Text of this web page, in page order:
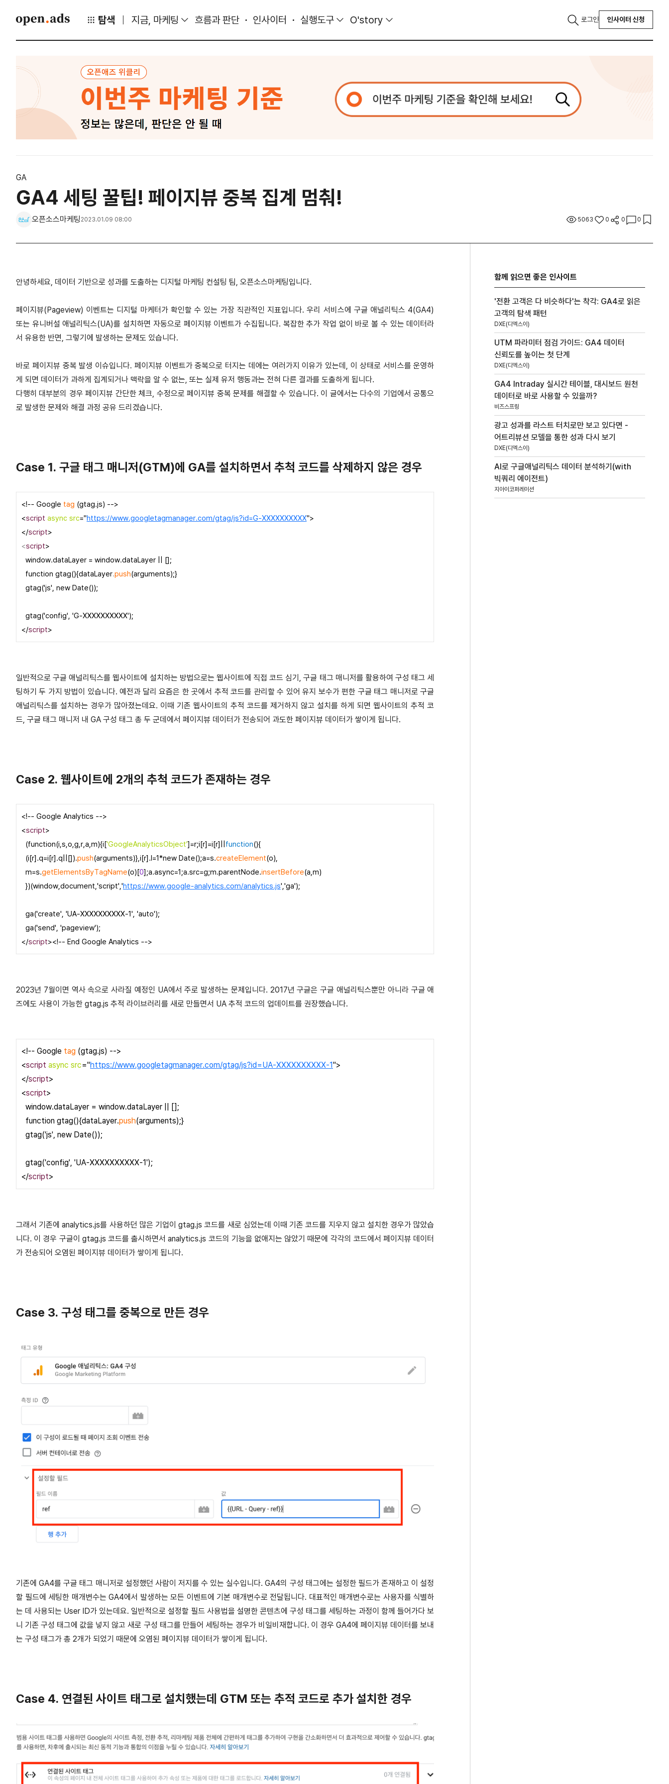
탐색 지금, 마케팅 흐름과 판단 인사이터 실행도구 O'story 로그인 인사이터 신청
GA
GA4 세팅 꿀팁! 페이지뷰 중복 집계 멈춰!
오픈소스마케팅 2023.01.09 08:00 5063 0 0 0
안녕하세요, 데이터 기반으로 성과를 도출하는 디지털 마케팅 컨설팅 팀, 오픈소스마케팅입니다.
페이지뷰(Pageview) 이벤트는 디지털 마케터가 확인할 수 있는 가장 직관적인 지표입니다. 우리 서비스에 구글 애널리틱스 4(GA4)
또는 유니버설 애널리틱스(UA)를 설치하면 자동으로 페이지뷰 이벤트가 수집됩니다. 복잡한 추가 작업 없이 바로 볼 수 있는 데이터라
서 유용한 반면, 그렇기에 발생하는 문제도 있습니다.
바로 페이지뷰 중복 발생 이슈입니다. 페이지뷰 이벤트가 중복으로 터지는 데에는 여러가지 이유가 있는데, 이 상태로 서비스를 운영하
게 되면 데이터가 과하게 집계되거나 맥락을 알 수 없는, 또는 실제 유저 행동과는 전혀 다른 결과를 도출하게 됩니다.
다행히 대부분의 경우 페이지뷰 간단한 체크, 수정으로 페이지뷰 중복 문제를 해결할 수 있습니다. 이 글에서는 다수의 기업에서 공통으
로 발생한 문제와 해결 과정 공유 드리겠습니다.
Case 1. 구글 태그 매니저(GTM)에 GA를 설치하면서 추척 코드를 삭제하지 않은 경우
<!-- Google tag (gtag.js) -->
<script async src="https://www.googletagmanager.com/gtag/js?id=G-XXXXXXXXXX">
</script>
<script>
window.dataLayer = window.dataLayer || [];
function gtag(){dataLayer.push(arguments);}
gtag('js', new Date());
gtag('config', 'G-XXXXXXXXXX');
</script>
일반적으로 구글 애널리틱스를 웹사이트에 설치하는 방법으로는 웹사이트에 직접 코드 심기, 구글 태그 매니저를 활용하여 구성 태그 세
팅하기 두 가지 방법이 있습니다. 예전과 달리 요즘은 한 곳에서 추적 코드를 관리할 수 있어 유지 보수가 편한 구글 태그 매니저로 구글
애널리틱스를 설치하는 경우가 많아졌는데요. 이때 기존 웹사이트의 추적 코드를 제거하지 않고 설치를 하게 되면 웹사이트의 추적 코
드, 구글 태그 매니저 내 GA 구성 태그 총 두 군데에서 페이지뷰 데이터가 전송되어 과도한 페이지뷰 데이터가 쌓이게 됩니다.
Case 2. 웹사이트에 2개의 추척 코드가 존재하는 경우
<!-- Google Analytics -->
<script>
(function(i,s,o,g,r,a,m){i['GoogleAnalyticsObject']=r;i[r]=i[r]|| function(){
(i[r].q=i[r].q||[]).push(arguments)},i[r].l=1*new Date();a=s.createElement(o),
m=s.getElementsByTagName(o)[0];a.async=1;a.src=g;m.parentNode.insertBefore(a,m)
})(window,document,'script','https://www.google-analytics.com/analytics.js','ga');
ga('create', 'UA-XXXXXXXXXX-1', 'auto');
ga('send', 'pageview');
</script><!-- End Google Analytics -->
2023년 7월이면 역사 속으로 사라질 예정인 UA에서 주로 발생하는 문제입니다. 2017년 구글은 구글 애널리틱스뿐만 아니라 구글 애
즈에도 사용이 가능한 gtag.js 추적 라이브러리를 새로 만들면서 UA 추적 코드의 업데이트를 권장했습니다.
<!-- Google tag (gtag.js) -->
<script async src="https://www.googletagmanager.com/gtag/js?id=UA-XXXXXXXXXX-1">
</script>
<script>
window.dataLayer = window.dataLayer || [];
function gtag(){dataLayer.push(arguments);}
gtag('js', new Date());
gtag('config', 'UA-XXXXXXXXXX-1');
</script>
그래서 기존에 analytics.js를 사용하던 많은 기업이 gtag.js 코드를 새로 심었는데 이때 기존 코드를 지우지 않고 설치한 경우가 많았습
니다. 이 경우 구글이 gtag.js 코드를 출시하면서 analytics.js 코드의 기능을 없애지는 않았기 때문에 각각의 코드에서 페이지뷰 데이터
가 전송되어 오염된 페이지뷰 데이터가 쌓이게 됩니다.
Case 3. 구성 태그를 중복으로 만든 경우
기존에 GA4를 구글 태그 매니저로 설정했던 사람이 저지를 수 있는 실수입니다. GA4의 구성 태그에는 설정한 필드가 존재하고 이 설정
할 필드에 세팅한 매개변수는 GA4에서 발생하는 모든 이벤트에 기본 매개변수로 전달됩니다. 대표적인 매개변수로는 사용자를 식별하
는 데 사용되는 User ID가 있는데요. 일반적으로 설정할 필드 사용법을 설명한 콘텐츠에 구성 태그를 세팅하는 과정이 함께 들어가다 보
니 기존 구성 태그에 값을 넣지 않고 새로 구성 태그를 만들어 세팅하는 경우가 비일비재합니다. 이 경우 GA4에 페이지뷰 데이터를 보내
는 구성 태그가 총 2개가 되었기 때문에 오염된 페이지뷰 데이터가 쌓이게 됩니다.
Case 4. 연결된 사이트 태그로 설치했는데 GTM 또는 추적 코드로 추가 설치한 경우
함께 읽으면 좋은 인사이트
'전환 고객은 다 비슷하다'는 착각: GA4로 읽은
고객의 탐색 패턴
DXE(디엑스이)
UTM 파라미터 점검 가이드: GA4 데이터
신뢰도를 높이는 첫 단계
DXE(디엑스이)
GA4 Intraday 실시간 테이블, 대시보드 원천
데이터로 바로 사용할 수 있을까?
비즈스프링
광고 성과를 라스트 터치로만 보고 있다면 -
어트리뷰션 모델을 통한 성과 다시 보기
DXE(디엑스이)
AI로 구글애널리틱스 데이터 분석하기(with
빅쿼리 에이전트)
지아이코퍼레이션